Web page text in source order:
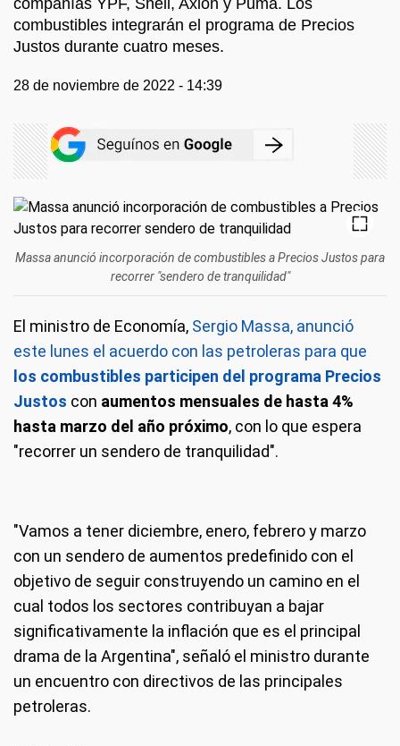
compañías YPF, Shell, Axion y Puma. Los
combustibles integrarán el programa de Precios
Justos durante cuatro meses.
28 de noviembre de 2022 - 14:39
Massa anunció incorporación de combustibles a Precios Justos para
recorrer "sendero de tranquilidad"
El ministro de Economía, Sergio Massa, anunció
este lunes el acuerdo con las petroleras para que
los combustibles participen del programa Precios
Justos con aumentos mensuales de hasta 4%
hasta marzo del año próximo, con lo que espera
"recorrer un sendero de tranquilidad".
"Vamos a tener diciembre, enero, febrero y marzo
con un sendero de aumentos predefinido con el
objetivo de seguir construyendo un camino en el
cual todos los sectores contribuyan a bajar
significativamente la inflación que es el principal
drama de la Argentina", señaló el ministro durante
un encuentro con directivos de las principales
petroleras.